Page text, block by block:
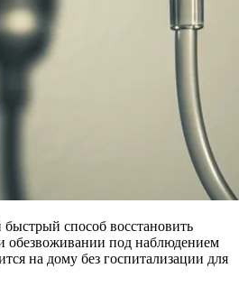
способ восстановить
обезвоживании под наблюдением
на дому без госпитализации для